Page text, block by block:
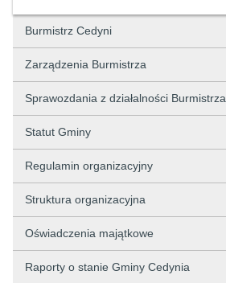
Burmistrz Cedyni
Zarządzenia Burmistrza
Sprawozdania z działalności Burmistrza
Statut Gminy
Regulamin organizacyjny
Struktura organizacyjna
Oświadczenia majątkowe
Raporty o stanie Gminy Cedynia